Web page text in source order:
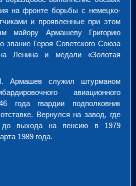
на фронте борьбы с немецко-
и проявленные при этом
майору Армашеву Григорию
звание Героя Советского Союза
Ленина и медали «Золотая
Армашев служил штурманом
авиационного
года гвардии подполковник
Вернулся на завод, где
до выхода на пенсию в 1979
1989 года.